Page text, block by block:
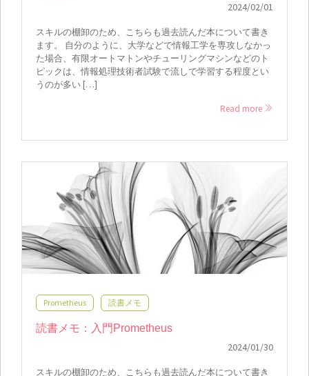
2024/02/01
スキルの棚卸のため、こちらも過去読んだ本について書き
ます。 自分のように、大学などで情報工学を専攻しなかっ
た場合、有限オートマトンやチューリングマシンなどのト
ピックは、情報処理技術者試験で流しで学習する程度とい
うのが多い […]
Read more
Prometheus 読書メモ
読書メモ：入門Prometheus
2024/01/30
スキルの棚卸のため、こちらも過去読んだ本について書き